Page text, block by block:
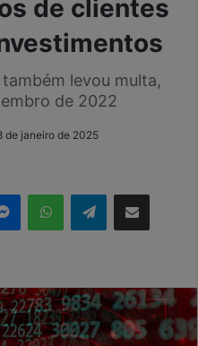
de clientes
levou multa,
de 2022
de janeiro de 2025
MessengerWhatsAppTelegramCompartilhar via e-mail